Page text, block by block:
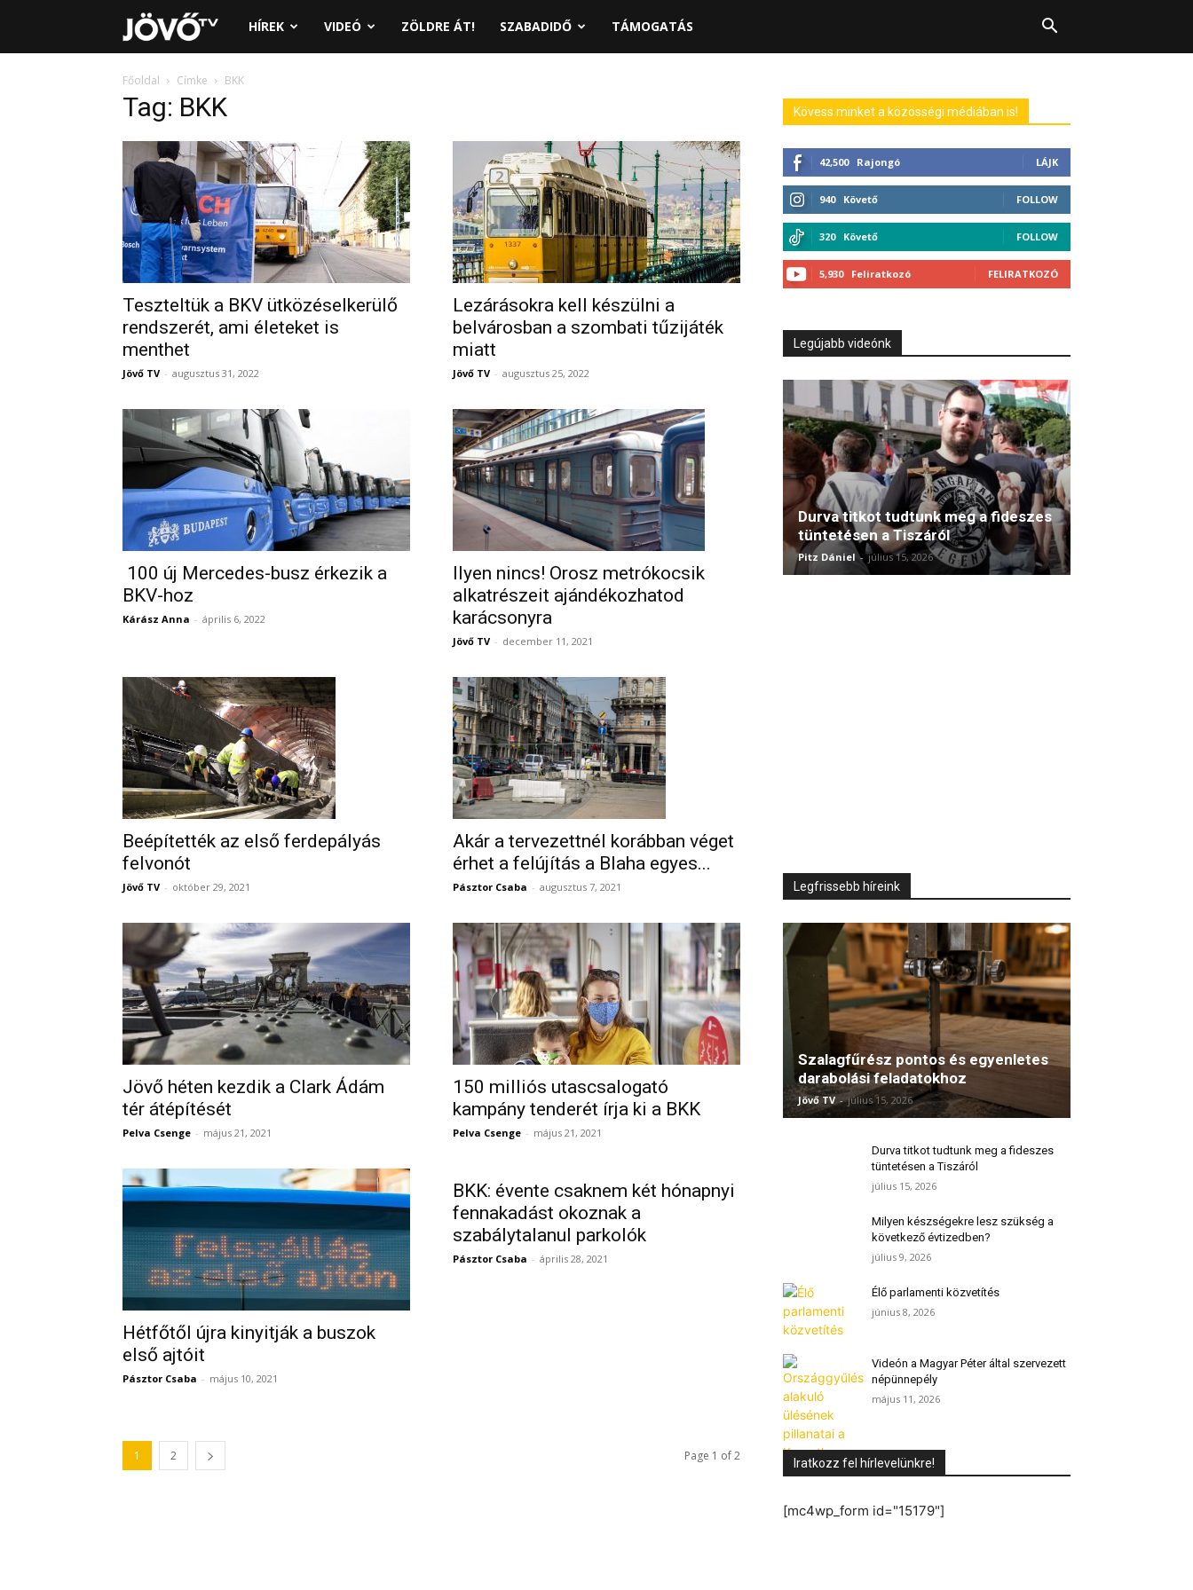
Jövő
TV
HÍREK VIDEÓ ZÖLDRE ÁT! SZABADIDŐ TÁMOGATÁS
Főoldal Címke BKK
Tag: BKK
Teszteltük a BKV ütközéselkerülő
rendszerét, ami életeket is
menthet
Jövő TV - augusztus 31, 2022
Lezárásokra kell készülni a
belvárosban a szombati tűzijáték
miatt
Jövő TV - augusztus 25, 2022
100 új Mercedes-busz érkezik a
BKV-hoz
Kárász Anna - április 6, 2022
Ilyen nincs! Orosz metrókocsik
alkatrészeit ajándékozhatod
karácsonyra
Jövő TV - december 11, 2021
Beépítették az első ferdepályás
felvonót
Jövő TV - október 29, 2021
Akár a tervezettnél korábban véget
érhet a felújítás a Blaha egyes...
Pásztor Csaba - augusztus 7, 2021
Jövő héten kezdik a Clark Ádám
tér átépítését
Pelva Csenge - május 21, 2021
150 milliós utascsalogató
kampány tenderét írja ki a BKK
Pelva Csenge - május 21, 2021
Hétfőtől újra kinyitják a buszok
első ajtóit
Pásztor Csaba - május 10, 2021
BKK: évente csaknem két hónapnyi
fennakadást okoznak a
szabálytalanul parkolók
Pásztor Csaba - április 28, 2021
1 2 Page 1 of 2
Kövess minket a közösségi médiában is!
42,500 Rajongó LÁJK
940 Követő FOLLOW
320 Követő FOLLOW
5,930 Feliratkozó FELIRATKOZÓ
Legújabb videónk
Durva titkot tudtunk meg a fideszes
tüntetésen a Tiszáról
Pitz Dániel - július 15, 2026
Legfrissebb híreink
Szalagfűrész pontos és egyenletes
darabolási feladatokhoz
Jövő TV - július 15, 2026
Durva titkot tudtunk meg a fideszes
tüntetésen a Tiszáról
július 15, 2026
Milyen készségekre lesz szükség a
következő évtizedben?
július 9, 2026
Élő parlamenti közvetítés
június 8, 2026
Videón a Magyar Péter által szervezett
népünnepély
május 11, 2026
Iratkozz fel hírlevelünkre!
[mc4wp_form id="15179"]